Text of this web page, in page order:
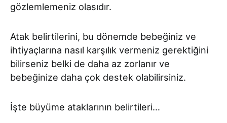
gözlemlemeniz olasıdır.
Atak belirtilerini, bu dönemde bebeğiniz ve
ihtiyaçlarına nasıl karşılık vermeniz gerektiğini
bilirseniz belki de daha az zorlanır ve
bebeğinize daha çok destek olabilirsiniz.
İşte büyüme ataklarının belirtileri…